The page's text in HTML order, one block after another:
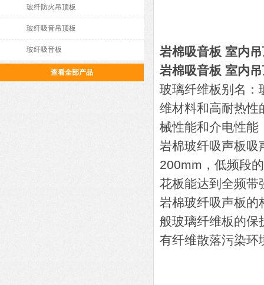
玻纤防火吊顶板
玻纤吸音吊顶板
玻纤吸音板
查看全部产品
岩棉吸音板 室内
岩棉吸音板 室内
玻璃纤维板别名：
维材料和高耐热性
械性能和介电性能
岩棉玻纤吸声板吸
200mm，低频段
花板能达到全频带
岩棉玻纤吸声板的
般玻璃纤维板的保
有纤维散落污染环